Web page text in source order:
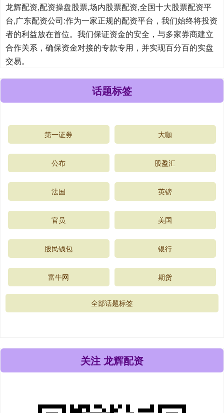
龙辉配资,配资操盘股票,场内股票配资,全国十大股票配资平
台,广东配资公司:作为一家正规的配资平台，我们始终将投资
者的利益放在首位。我们保证资金的安全，与多家券商建立
合作关系，确保资金对接的专款专用，并实现百分百的实盘
交易。
话题标签
第一证券 大咖
公布 股盈汇
法国 英镑
官员 美国
股民钱包 银行
富牛网 期货
全部话题标签
关注 龙辉配资